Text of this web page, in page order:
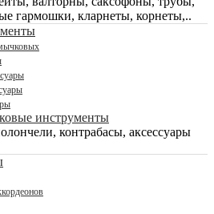
гармошки, кларнеты, корнеты,..
инструменты
контрабасы, аксессуары